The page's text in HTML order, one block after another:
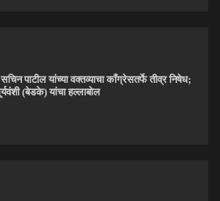
पाटील यांच्या वक्तव्याचा काँग्रेसतर्फे तीव्र निषेध;
(बेडके) यांचा हल्लाबोल